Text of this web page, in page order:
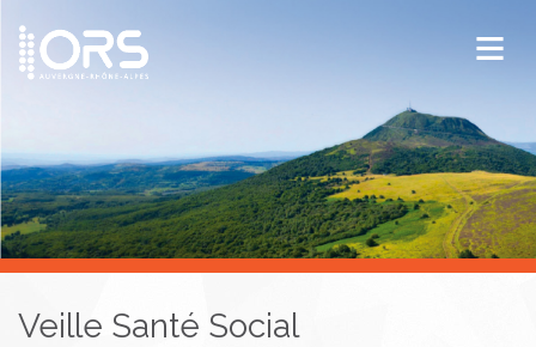
ORS Auvergne-Rhône-Alpes
Publications
Documentation / Veille
Veille Santé Social